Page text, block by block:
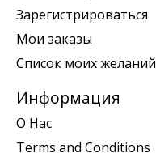
Зарегистрироваться
Мои заказы
Список моих желаний
Информация
О Нас
Terms and Conditions